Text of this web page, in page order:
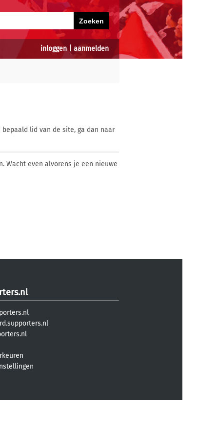
inloggen| aanmelden
lid van de site, ga dan naar
Wacht even alvorens je een nieuwe